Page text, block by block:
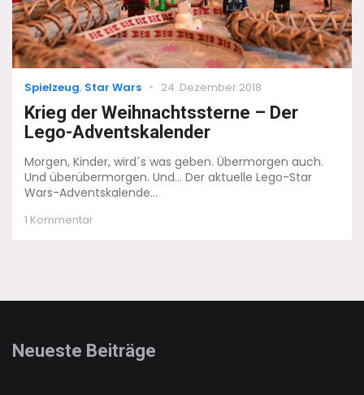
Categories
Spielzeug, Star Wars
Posted
24. Dezember 2018
Krieg der Weihnachtssterne – Der
Lego-Adventskalender
Morgen, Kinder, wird´s was geben. Übermorgen auch.
Und überübermorgen. Und... Der aktuelle Lego-Star
Wars-Adventskalende...
1 Kommentarzu
Neueste Beiträge